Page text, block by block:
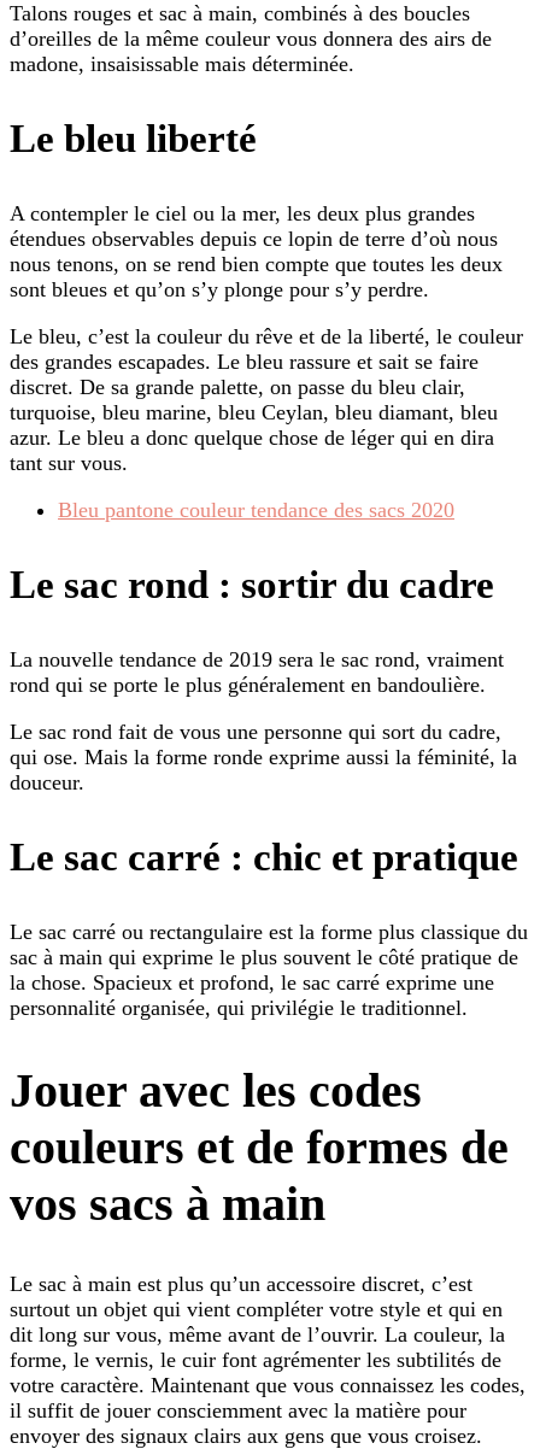
Talons rouges et sac à main, combinés à des boucles
d’oreilles de la même couleur vous donnera des airs de
madone, insaisissable mais déterminée.
Le bleu liberté
A contempler le ciel ou la mer, les deux plus grandes
étendues observables depuis ce lopin de terre d’où nous
nous tenons, on se rend bien compte que toutes les deux
sont bleues et qu’on s’y plonge pour s’y perdre.
Le bleu, c’est la couleur du rêve et de la liberté, le couleur
des grandes escapades. Le bleu rassure et sait se faire
discret. De sa grande palette, on passe du bleu clair,
turquoise, bleu marine, bleu Ceylan, bleu diamant, bleu
azur. Le bleu a donc quelque chose de léger qui en dira
tant sur vous.
Bleu pantone couleur tendance des sacs 2020
Le sac rond : sortir du cadre
La nouvelle tendance de 2019 sera le sac rond, vraiment
rond qui se porte le plus généralement en bandoulière.
Le sac rond fait de vous une personne qui sort du cadre,
qui ose. Mais la forme ronde exprime aussi la féminité, la
douceur.
Le sac carré : chic et pratique
Le sac carré ou rectangulaire est la forme plus classique du
sac à main qui exprime le plus souvent le côté pratique de
la chose. Spacieux et profond, le sac carré exprime une
personnalité organisée, qui privilégie le traditionnel.
Jouer avec les codes
couleurs et de formes de
vos sacs à main
Le sac à main est plus qu’un accessoire discret, c’est
surtout un objet qui vient compléter votre style et qui en
dit long sur vous, même avant de l’ouvrir. La couleur, la
forme, le vernis, le cuir font agrémenter les subtilités de
votre caractère. Maintenant que vous connaissez les codes,
il suffit de jouer consciemment avec la matière pour
envoyer des signaux clairs aux gens que vous croisez.